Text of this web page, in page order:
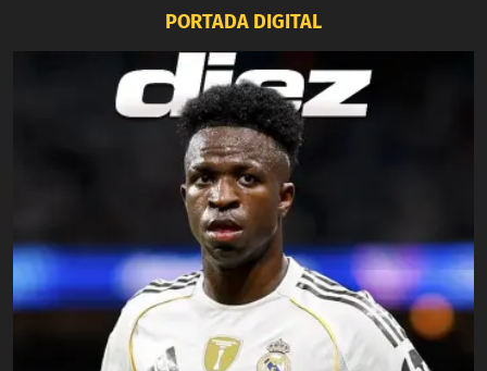
PORTADA DIGITAL